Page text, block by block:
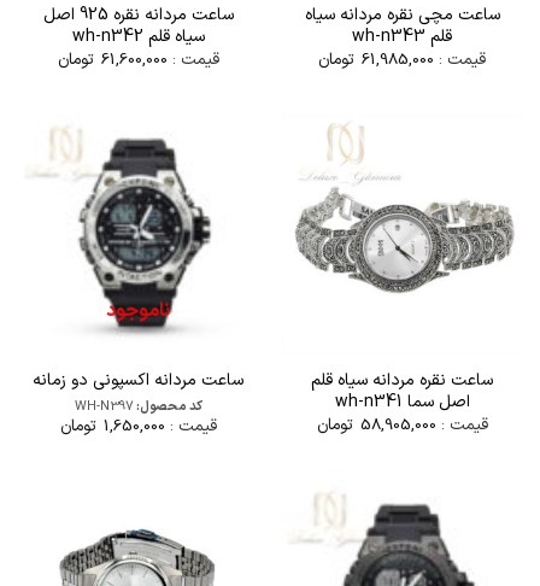
ساعت مچی نقره مردانه سیاه
قلم wh-n343
قیمت : 61,985,000 تومان
ساعت مردانه نقره 925 اصل
سیاه قلم wh-n342
قیمت : 61,600,000 تومان
ساعت نقره مردانه سیاه قلم
اصل سما wh-n341
قیمت : 58,905,000 تومان
ناموجود
ساعت مردانه اکسپونی دو زمانه
کد محصول:WH-N397
قیمت : 1,650,000 تومان